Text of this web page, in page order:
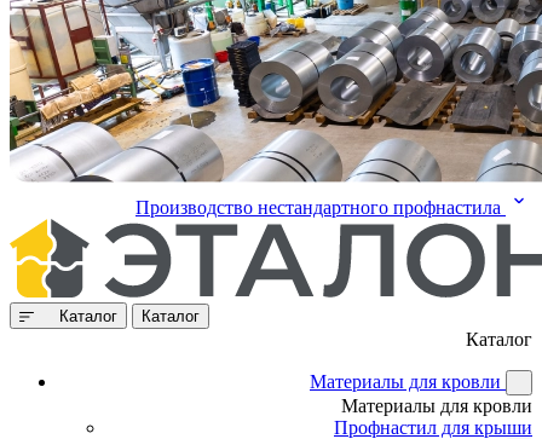
Производство нестандартного профнастила
Каталог Каталог
Каталог
Материалы для кровли
Материалы для кровли
Профнастил для крыши